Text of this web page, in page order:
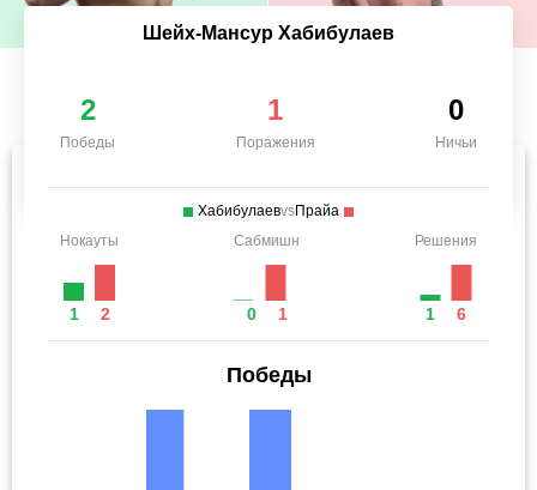
Шейх-Мансур Хабибулаев
2
Победы
1
Поражения
0
Ничьи
ХабибулаевvsПрайа
Нокауты
1 2
Сабмишн
0 1
Решения
1 6
Победы